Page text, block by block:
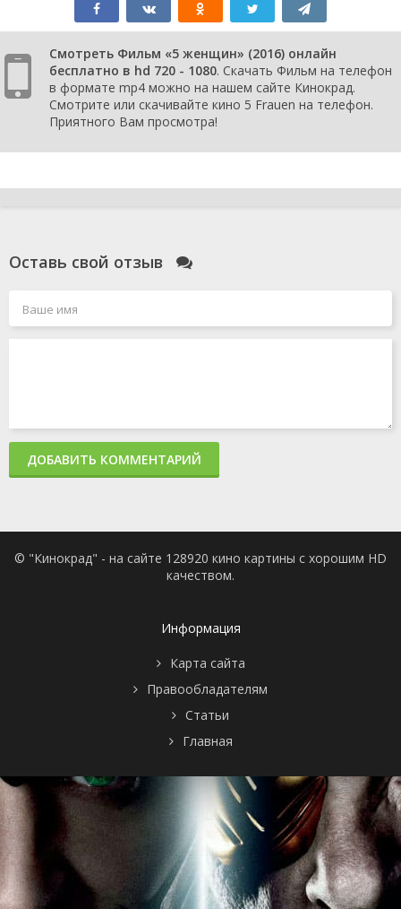
Смотреть Фильм «5 женщин» (2016) онлайн
бесплатно в hd 720 - 1080. Скачать Фильм на телефон
в формате mp4 можно на нашем сайте Кинокрад.
Смотрите или скачивайте кино 5 Frauen на телефон.
Приятного Вам просмотра!
Оставь свой отзыв
ДОБАВИТЬ КОММЕНТАРИЙ
© "Кинокрад" - на сайте 128920 кино картины с хорошим HD
качеством.
Информация
Карта сайта
Правообладателям
Статьи
Главная